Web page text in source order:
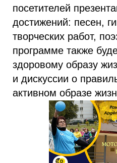
посетителей
достижений: песен,
творческих работ,
программе также
здоровому образу
и дискуссии о
активном образе